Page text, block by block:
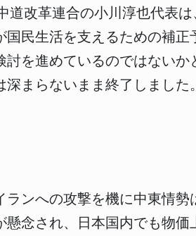
改革連合の小川淳也代表
民生活を支えるための補
を進めているのではない
まらないまま終了しました。
ンへの攻撃を機に中東情
念され、日本国内でも物